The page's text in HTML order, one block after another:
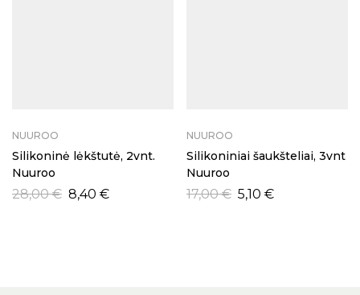
NUUROO
Silikoninė lėkštutė, 2vnt.
Nuuroo
28,00€ 8,40 €
NUUROO
Silikoniniai šaukšteliai, 3vnt
Nuuroo
17,00€ 5,10 €